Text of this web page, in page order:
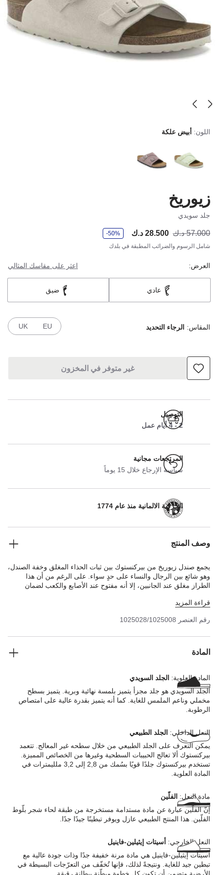
اللون: أبيض علكة
زيوريخ
جلد سويدي
57.000 د.ك 28.500 د.ك
-50%
شامل الرسوم والضرائب المطبقة في بلدك
العرض: اعثر على مقاسك المثالي
عادي ضيق
المقاس: الرجاء التحديد EU
UK
غير متوفر في المخزون
التوصيل
2 - 4 أيام عمل
المرتجعات مجانية
سياسة الإرجاع خلال 15 يوماً
الحرفية الالمانية منذ عام 1774
وصف المنتج
يجمع صندل زيوريخ من بيركنستوك بين ثبات الحذاء المغلق وخفة الصندل،
وهو شائع بين الرجال والنساء على حدٍ سواء. على الرغم من أن هذا
الطراز مغلق عند الجانبين، إلا أنه مفتوح عند الأصابع والكعب لضمان
العلوي المصنوع من الجلد السويدي الناعم بشكل خاص والذي يحيط
قراءة المزيد
رقم العنصر 1025028/1025008
المادة
المادة العلوية: الجلد السويدي
الجلد السويدي هو جلد مجزأ يتميز بلمسة نهائية وبرية. يتميز بسطح
مخملي وناعم الملمس للغاية. كما أنه يتميز بقدرة عالية على امتصاص
الرطوبة.
النعل الداخلي: الجلد الطبيعي
يمكن التعرف على الجلد الطبيعي من خلال سطحه غير المعالج. تتعمد
بيركنستوك ألا تعالج الحبيبات السطحية وغيرها من الخصائص المميزة.
تستخدم بيركنستوك جلدًا قويًا بسُمك من 2,8 إلى 3,2 ملليمترات في
المادة العلوية.
مادة النعل: الفلّين
إنّ الفلّين عبارة عن مادة مستدامة مستخرجة من طبقة لحاء شجر بلّوط
الفلّين. هذا المنتج الطبيعي عازل ويوفر تبطينًا جيدًا جدًا.
النعل الخارجي: أسيتات إيثيلين-فاينيل
أسيتات إيثيلين-فاينيل هي مادة مرنة خفيفة جدًا وذات جودة عالية مع
تبطين جيد للغاية. ونتيجةً لذلك، فإنها تُخفّف من التعرّجات البسيطة في